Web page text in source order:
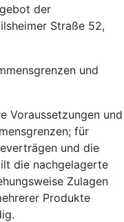
der
Straße 52,
und
Voraussetzungen und
für
und die
die nachgelagerte
Zulagen
Produkte